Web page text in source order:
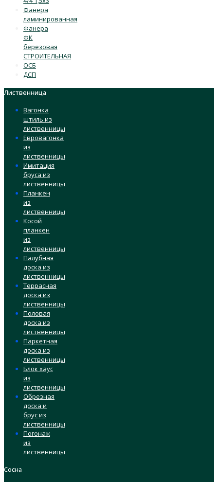
Фанера
ламинированная
Фанера
ФК
берёзовая
СТРОИТЕЛЬНАЯ
ОСБ
ДСП
Лиственница
Вагонка
штиль из
лиственницы
Евровагонка
из
лиственницы
Имитация
бруса из
лиственницы
Планкен
из
лиственницы
Косой
планкен
из
лиственницы
Палубная
доска из
лиственницы
Террасная
доска из
лиственницы
Половая
доска из
лиственницы
Паркетная
доска из
лиственницы
Блок хаус
из
лиственницы
Обрезная
доска и
брус из
лиственницы
Погонаж
из
лиственницы
Сосна